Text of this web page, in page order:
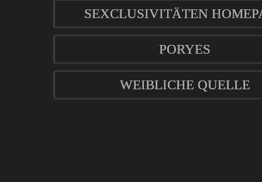
SEXCLUSIVITÄTEN
PORYES
WEIBLICHE QUELLE